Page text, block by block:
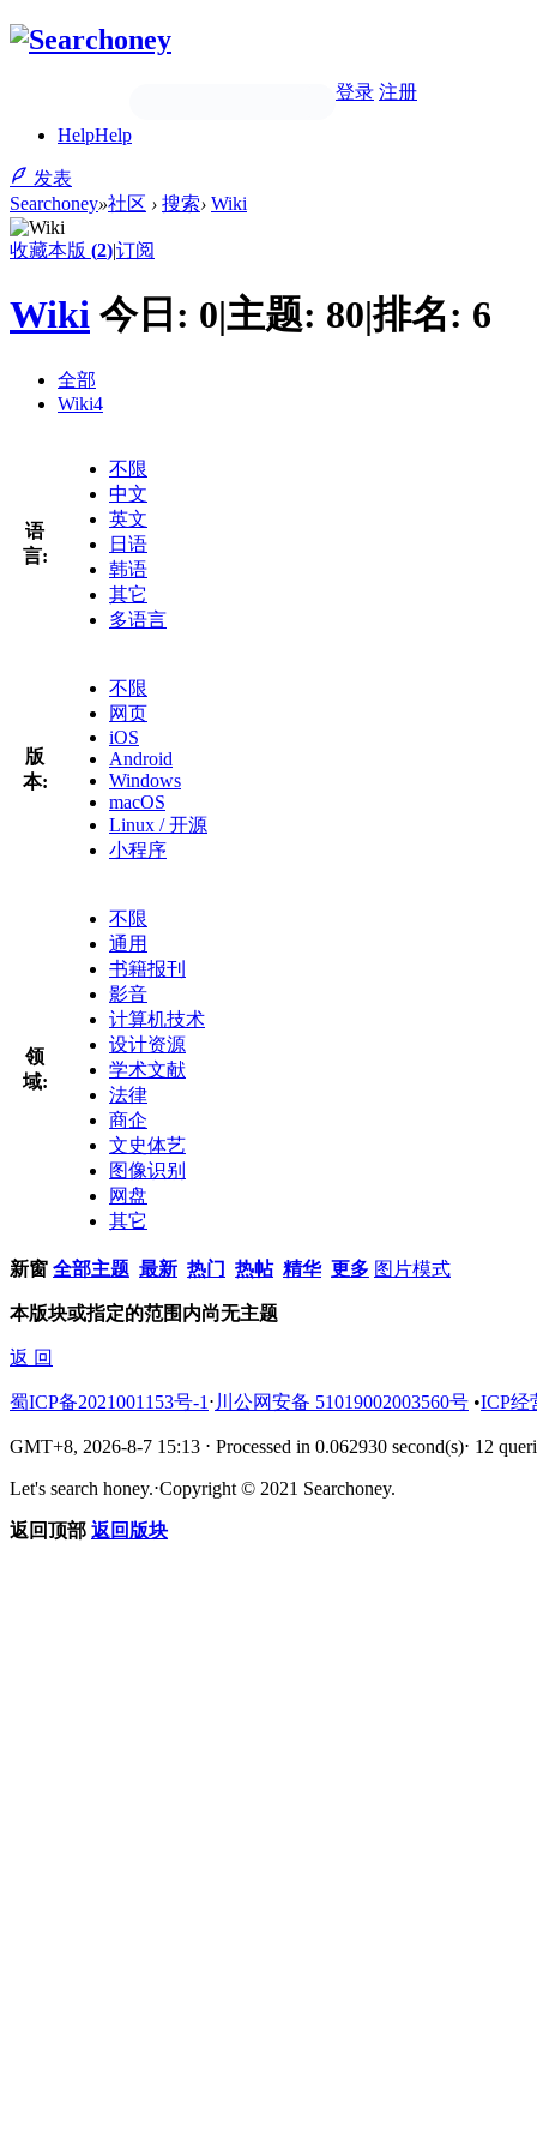
登录 注册
HelpHelp
发表
Searchoney»社区 › 搜索› Wiki
收藏本版 (2)|订阅
Wiki 今日: 0|主题: 80|排名: 6
全部
Wiki4
语
言:
不限
中文
英文
日语
韩语
其它
多语言
版
本:
不限
网页
iOS
Android
Windows
macOS
Linux / 开源
小程序
领
域:
不限
通用
书籍报刊
影音
计算机技术
设计资源
学术文献
法律
商企
文史体艺
图像识别
网盘
其它
新窗 全部主题 最新 热门 热帖 精华 更多 图片模式
本版块或指定的范围内尚无主题
返 回
蜀ICP备2021001153号-1 ⋅ 川公网安备 51019002003560号 •ICP经
GMT+8, 2026-8-7 15:13 ⋅ Processed in 0.062930 second(s)⋅ 12
Let's search honey.⋅Copyright © 2021 Searchoney.
返回顶部 返回版块